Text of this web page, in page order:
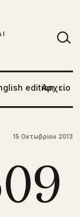
editionΑρχείο
15 Οκτωβρίου 2013